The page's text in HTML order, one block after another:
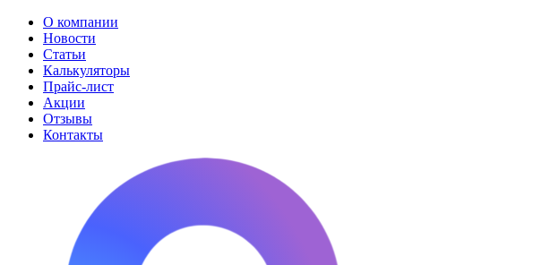
О компании
Новости
Статьи
Калькуляторы
Прайс-лист
Акции
Отзывы
Контакты